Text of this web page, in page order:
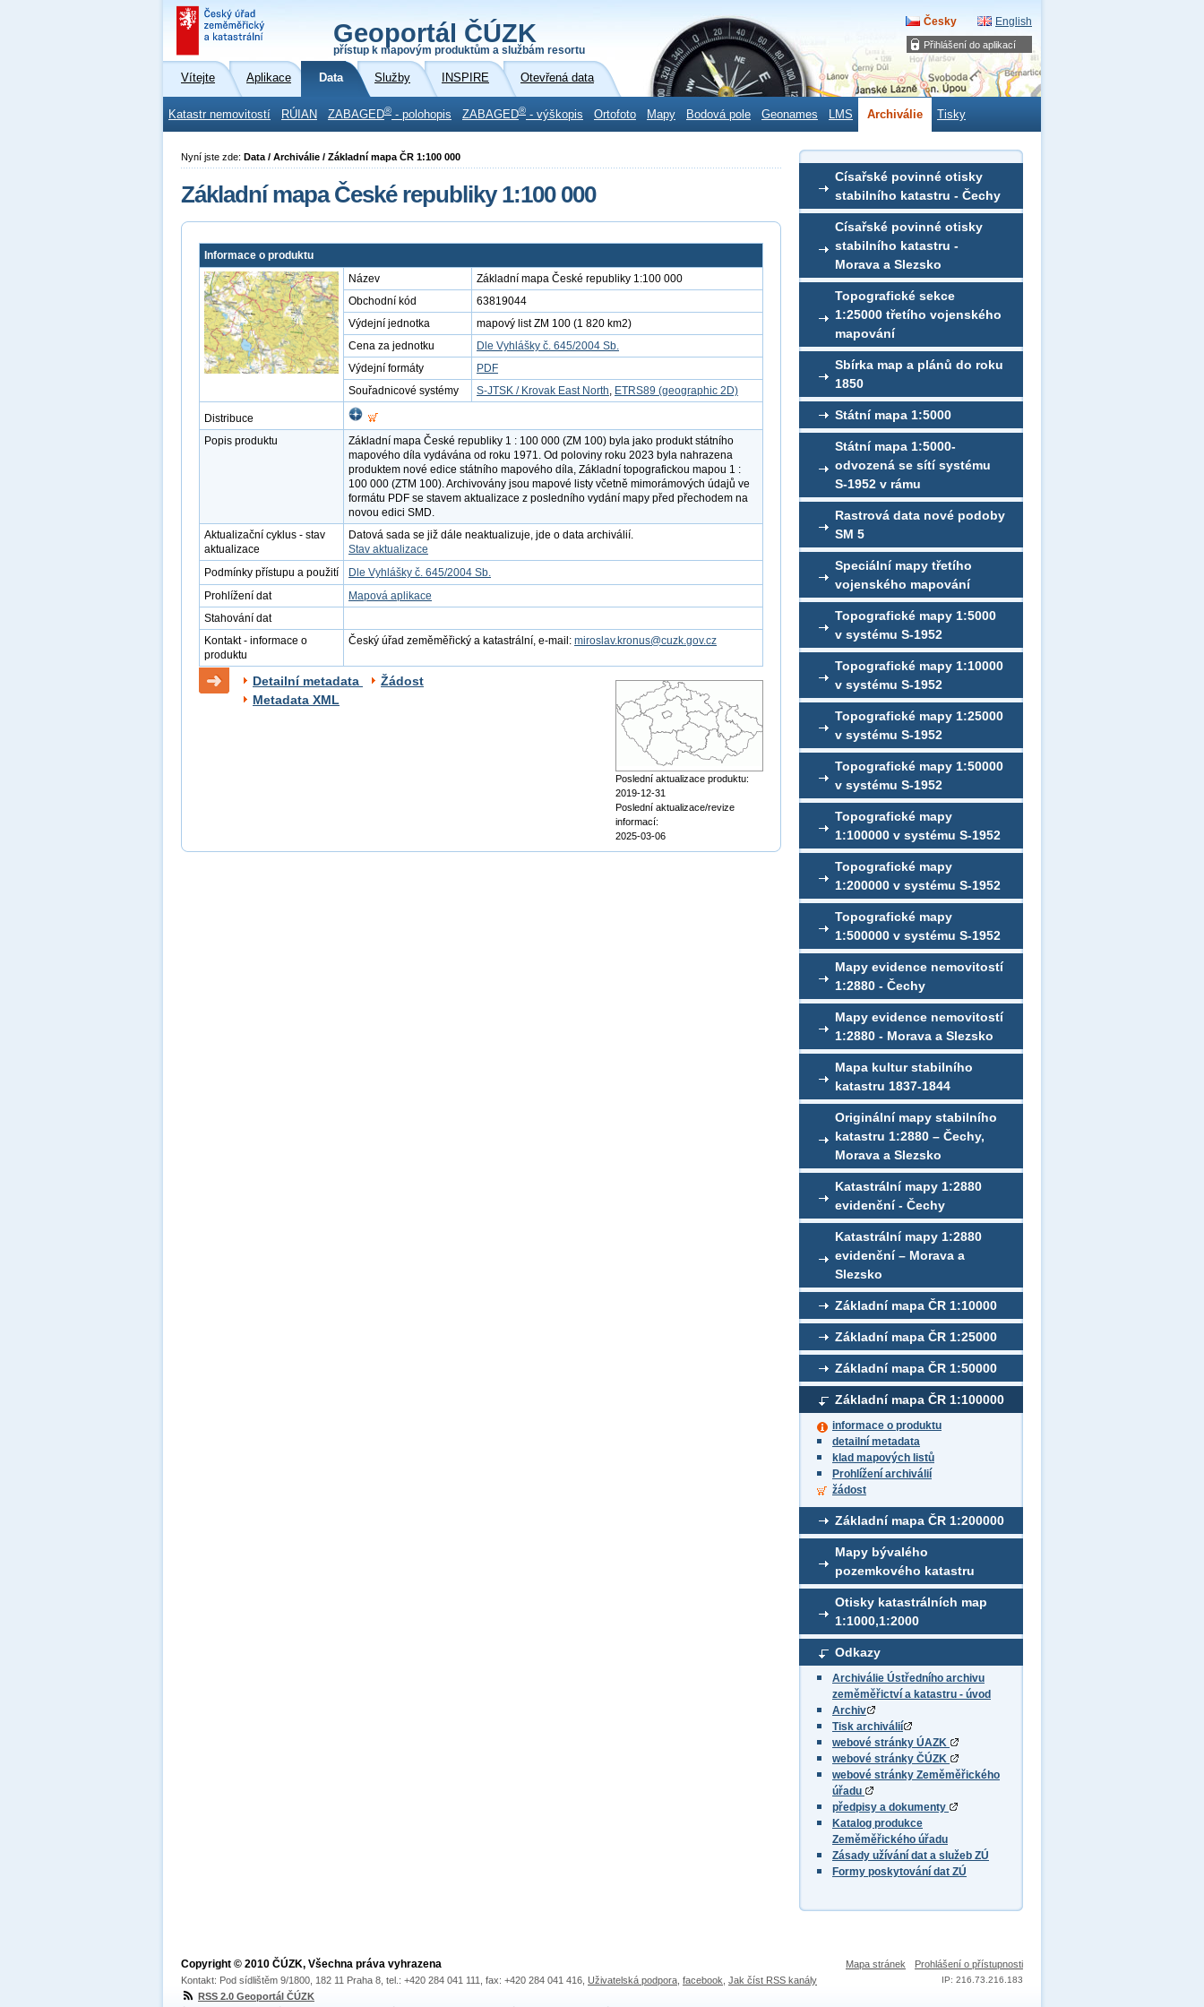
Přihlášení do aplikací
Geoportál ČÚZK
přístup k mapovým produktům a službám resortu
Česky English
Vítejte Aplikace Data Služby INSPIRE Otevřená data
Katastr nemovitostí RÚIAN ZABAGED® - polohopis ZABAGED® - výškopis Ortofoto Mapy Bodová pole Geonames LMS Archiválie Tisky
Císařské povinné otisky
stabilního katastru - Čechy
Císařské povinné otisky
stabilního katastru -
Morava a Slezsko
Topografické sekce
1:25000 třetího vojenského
mapování
Sbírka map a plánů do roku
1850
Státní mapa 1:5000
Státní mapa 1:5000-
odvozená se sítí systému
S-1952 v rámu
Rastrová data nové podoby
SM 5
Speciální mapy třetího
vojenského mapování
Topografické mapy 1:5000
v systému S-1952
Topografické mapy 1:10000
v systému S-1952
Topografické mapy 1:25000
v systému S-1952
Topografické mapy 1:50000
v systému S-1952
Topografické mapy
1:100000 v systému S-1952
Topografické mapy
1:200000 v systému S-1952
Topografické mapy
1:500000 v systému S-1952
Mapy evidence nemovitostí
1:2880 - Čechy
Mapy evidence nemovitostí
1:2880 - Morava a Slezsko
Mapa kultur stabilního
katastru 1837-1844
Originální mapy stabilního
katastru 1:2880 – Čechy,
Morava a Slezsko
Katastrální mapy 1:2880
evidenční - Čechy
Katastrální mapy 1:2880
evidenční – Morava a
Slezsko
Základní mapa ČR 1:10000
Základní mapa ČR 1:25000
Základní mapa ČR 1:50000
Základní mapa ČR 1:100000
informace o produktu
detailní metadata
klad mapových listů
Prohlížení archiválií
žádost
Základní mapa ČR 1:200000
Mapy bývalého
pozemkového katastru
Otisky katastrálních map
1:1000,1:2000
Odkazy
Archiválie Ústředního archivu
zeměměřictví a katastru - úvod
Archiv
Tisk archiválií
webové stránky ÚAZK
webové stránky ČÚZK
webové stránky Zeměměřického
úřadu
předpisy a dokumenty
Katalog produkce
Zeměměřického úřadu
Zásady užívání dat a služeb ZÚ
Formy poskytování dat ZÚ
Nyní jste zde: Data / Archiválie / Základní mapa ČR 1:100 000
Základní mapa České republiky 1:100 000
Informace o produktu
Název
Základní mapa České republiky 1:100 000
Obchodní kód
63819044
Výdejní jednotka
mapový list ZM 100 (1 820 km2)
Cena za jednotku
Dle Vyhlášky č. 645/2004 Sb.
Výdejní formáty
PDF
Souřadnicové systémy
S-JTSK / Krovak East North, ETRS89 (geographic 2D)
Distribuce
Popis produktu
Základní mapa České republiky 1 : 100 000 (ZM 100) byla jako produkt státního
mapového díla vydávána od roku 1971. Od poloviny roku 2023 byla nahrazena
produktem nové edice státního mapového díla, Základní topografickou mapou 1 :
100 000 (ZTM 100). Archivovány jsou mapové listy včetně mimorámových údajů ve
formátu PDF se stavem aktualizace z posledního vydání mapy před přechodem na
novou edici SMD.
Aktualizační cyklus - stav
aktualizace
Datová sada se již dále neaktualizuje, jde o data archiválií.
Stav aktualizace
Podmínky přístupu a použití
Dle Vyhlášky č. 645/2004 Sb.
Prohlížení dat
Mapová aplikace
Stahování dat
Kontakt - informace o
produktu
Český úřad zeměměřický a katastrální, e-mail: miroslav.kronus@cuzk.gov.cz
Detailní metadata
Žádost
Metadata XML
Poslední aktualizace produktu:
2019-12-31
Poslední aktualizace/revize
informací:
2025-03-06
Mapa stránek Prohlášení o přístupnosti
IP: 216.73.216.183
Copyright © 2010 ČÚZK, Všechna práva vyhrazena
Kontakt: Pod sídlištěm 9/1800, 182 11 Praha 8, tel.: +420 284 041 111, fax: +420 284 041 416, Uživatelská podpora facebook Jak číst RSS kanály
RSS 2.0 Geoportál ČÚZK